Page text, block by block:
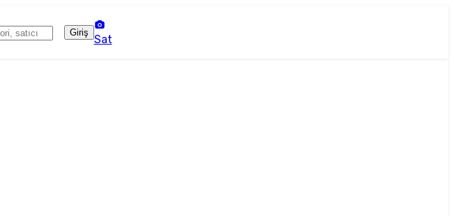
Giriş
Sat